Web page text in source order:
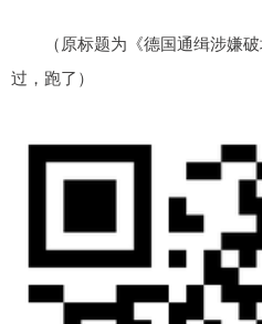
（原标题为《德国通缉涉嫌破
过，跑了）